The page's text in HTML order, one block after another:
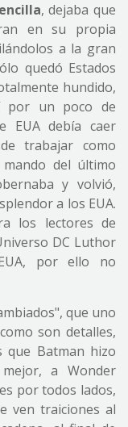
, dejaba que
en su propia
a la gran
quedó Estados
hundido,
por un poco de
EUA debía caer
trabajar como
del último
y volvió,
a los EUA.
los lectores de
DC Luthor
por ello no
que uno
son detalles,
que Batman hizo
a Wonder
por todos lados,
ven traiciones al